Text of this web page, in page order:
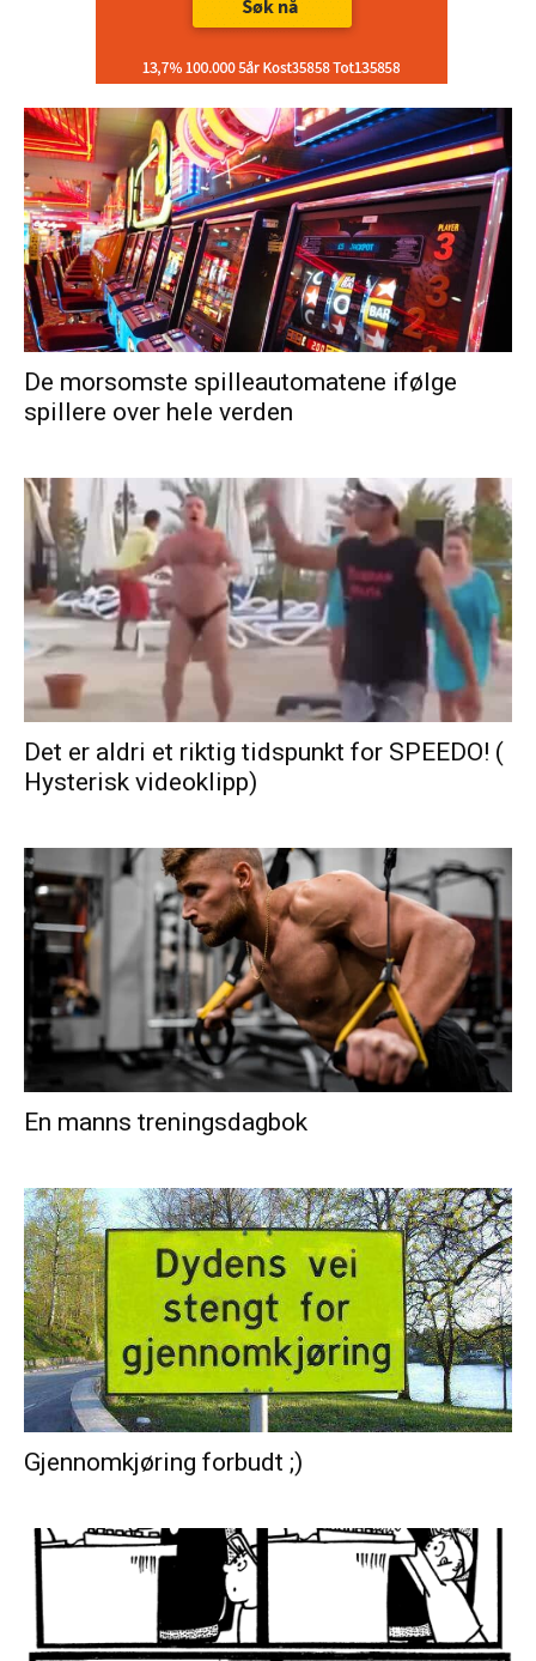
De morsomste spilleautomatene ifølge
spillere over hele verden
Det er aldri et riktig tidspunkt for SPEEDO! (
Hysterisk videoklipp)
En manns treningsdagbok
Gjennomkjøring forbudt ;)